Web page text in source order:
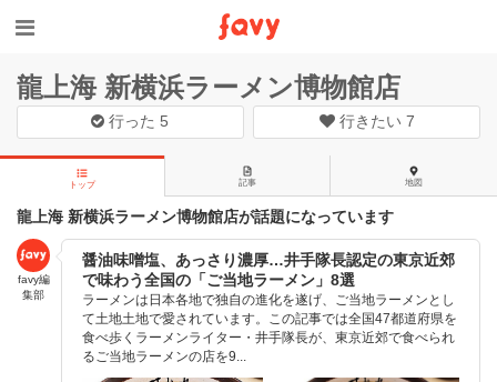
龍上海 新横浜ラーメン博物館店
行った 5 行きたい 7
トップ 記事 地図
龍上海 新横浜ラーメン博物館店が話題になっています
favy編
集部
醤油味噌塩、あっさり濃厚…井手隊長認定の東京近郊
で味わう全国の「ご当地ラーメン」8選
ラーメンは日本各地で独自の進化を遂げ、ご当地ラーメンとし
て土地土地で愛されています。この記事では全国47都道府県を
食べ歩くラーメンライター・井手隊長が、東京近郊で食べられ
るご当地ラーメンの店を9...